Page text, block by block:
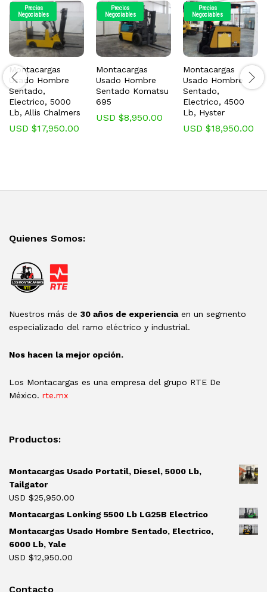
Precios
Negociables
Montacargas
Usado Hombre
Sentado,
Electrico, 5000
Lb, Allis Chalmers
USD $17,950.00
Precios
Negociables
Montacargas
Usado Hombre
Sentado Komatsu
695
USD $8,950.00
Precios
Negociables
Montacargas
Usado Hombre
Sentado,
Electrico, 4500
Lb, Hyster
USD $18,950.00
Quienes Somos:
Nuestros más de 30 años de experienciaen un segmento
especializado del ramo eléctrico y industrial.
Nos hacen la mejor opción.
Los Montacargas es una empresa del grupo RTE De
México. rte.mx
Productos:
Montacargas Usado Portatil, Diesel, 5000 Lb,
Tailgator
USD $25,950.00
Montacargas Lonking 5500 Lb LG25B Electrico
Montacargas Usado Hombre Sentado, Electrico,
6000 Lb, Yale
USD $12,950.00
Contacto